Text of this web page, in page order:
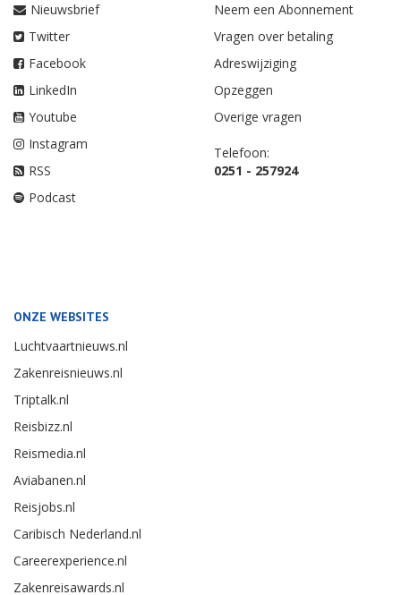
Nieuwsbrief
Twitter
Facebook
LinkedIn
Youtube
Instagram
RSS
Podcast
Neem een Abonnement
Vragen over betaling
Adreswijziging
Opzeggen
Overige vragen
Telefoon:
0251 - 257924
ONZE WEBSITES
Luchtvaartnieuws.nl
Zakenreisnieuws.nl
Triptalk.nl
Reisbizz.nl
Reismedia.nl
Aviabanen.nl
Reisjobs.nl
Caribisch Nederland.nl
Careerexperience.nl
Zakenreisawards.nl